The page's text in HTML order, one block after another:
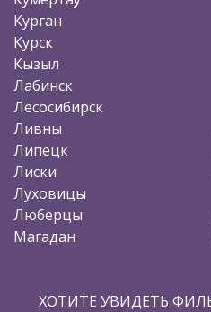
Курган
Курск
Кызыл
Лабинск
Лесосибирск
Ливны
Липецк
Лиски
Луховицы
Люберцы
Магадан
ХОТИТЕ УВИДЕТЬ